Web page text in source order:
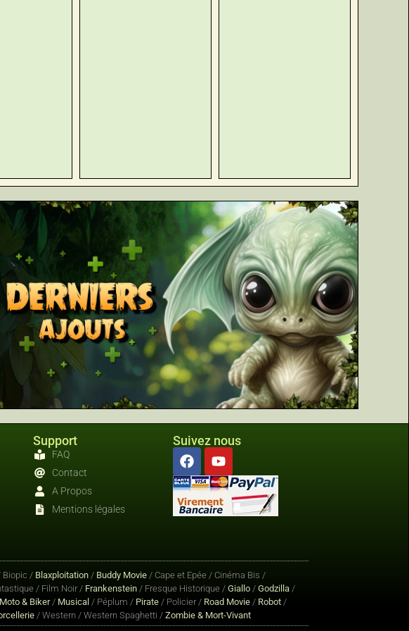
Support
FAQ
Contact
A Propos
Mentions légales
Suivez nous
Biopic / Blaxploitation / Buddy Movie / Cape et Epée / Cinéma Bis /
/ Film Noir / Frankenstein / Fresque Historique / Giallo / Godzilla /
Moto & Biker/ Musical / Péplum / Pirate / Policier / Road Movie / Robot /
/ Western / Western Spaghetti / Zombie & Mort-Vivant